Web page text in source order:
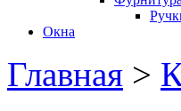
Окна
Главная >